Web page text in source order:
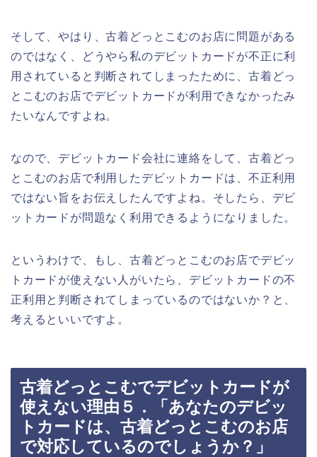
そして、やはり、古着どっとこむのお店に問題がある
のではなく、どうやら私のデビットカードが不正に利
用されていると判断されてしまったために、古着どっ
とこむのお店でデビットカードが利用できなかったみ
たいなんですよね。
なので、デビットカード会社に連絡をして、古着どっ
とこむのお店で利用したデビットカードは、不正利用
ではない旨をお伝えしたんですよね。そしたら、デビ
ットカードが問題なく利用できるようになりました。
というわけで、もし、古着どっとこむのお店でデビッ
トカードが使えない人がいたら、デビットカードの不
正利用と判断されてしまっているのではないか？と、
考えるといいですよ。
古着どっとこむでデビットカードが
使えない理由５．「あなたのデビッ
トカードは、古着どっとこむのお店
で対応しているのでしょうか？」